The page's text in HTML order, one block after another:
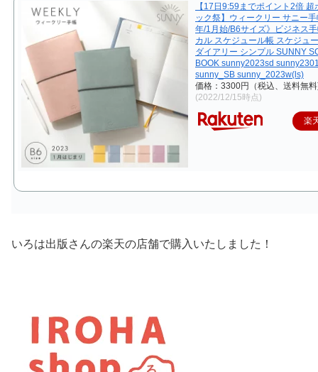
【17日9:59までポイント2倍 超
ック祭】ウィークリー サニー
年/1月始/B6サイズ》ビジネス
カル スケジュール帳 スケジュ
ダイアリー シンプル SUNNY
BOOK sunny2023sd
sunny_SB sunny_2023w(ls)
価格：3300円（税込、送料無
(2022/12/15時点)
楽
いろは出版さんの楽天の店舗で購入いたしました！